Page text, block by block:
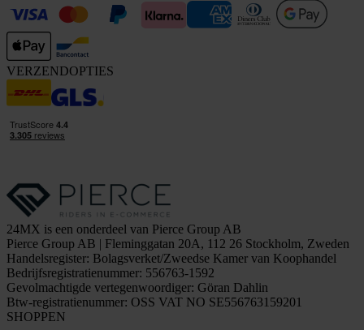
VERZENDOPTIES
24MX is een onderdeel van Pierce Group AB
Pierce Group AB | Fleminggatan 20A, 112 26 Stockholm, Zweden
Handelsregister: Bolagsverket/Zweedse Kamer van Koophandel
Bedrijfsregistratienummer: 556763-1592
Gevolmachtigde vertegenwoordiger: Göran Dahlin
Btw-registratienummer: OSS VAT NO SE556763159201
SHOPPEN